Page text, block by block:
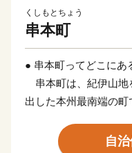
くしもとちょう
串本町
● 串本町ってどこにあ
串本町は、紀伊山地
出した本州最南端の
は、東京の八丈島と
自